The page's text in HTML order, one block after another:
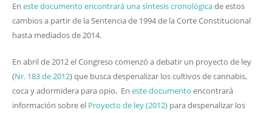
En este documento encontrará una síntesis cronológicade estos
cambios a partir de la Sentencia de 1994 de la Corte Constitucional
hasta mediados de 2014.
En abril de 2012 el Congreso comenzó a debatir un proyecto de ley
(Nr. 183 de 2012) que busca despenalizar los cultivos de cannabis,
coca y adormidera para opio, En este documento encontrará
información sobre el Proyecto de ley (2012) para despenalizar los